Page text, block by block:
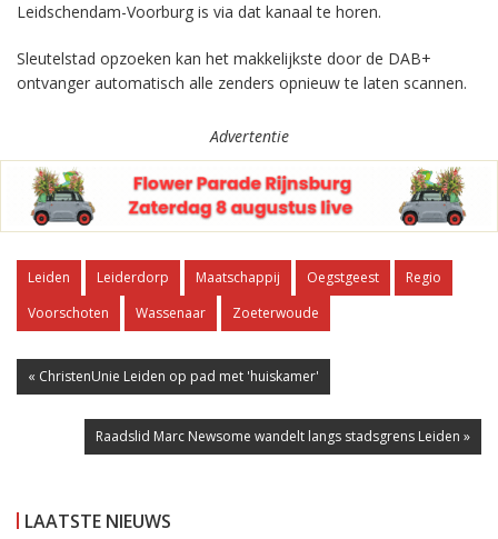
Leidschendam-Voorburg is via dat kanaal te horen.
Sleutelstad opzoeken kan het makkelijkste door de DAB+
ontvanger automatisch alle zenders opnieuw te laten scannen.
Advertentie
Leiden Leiderdorp Maatschappij Oegstgeest
Regio
Voorschoten
Wassenaar Zoeterwoude
« ChristenUnie Leiden op pad met 'huiskamer'
Raadslid Marc Newsome wandelt langs stadsgrens Leiden »
LAATSTE NIEUWS